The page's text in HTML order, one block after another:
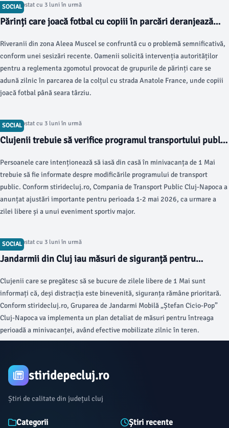
SOCIAL
Articol postat cu 3 luni în urmă
Părinți care joacă fotbal cu copiii în parcări deranjează
Riveranii din zona Aleea Muscel se confruntă cu o problemă semnificativă,
conform unei sesizări recente. Oamenii solicită intervenția autorităților
pentru a reglementa zgomotul provocat de grupurile de părinți care se
adună zilnic în parcarea de la colțul cu strada Anatole France, unde copiii
joacă fotbal până seara târziu.
SOCIAL
Articol postat cu 3 luni în urmă
Clujenii trebuie să verifice programul transportului public
Persoanele care intenționează să iasă din casă în minivacanța de 1 Mai
trebuie să fie informate despre modificările programului de transport
public. Conform stiridecluj.ro, Compania de Transport Public Cluj-Napoca a
anunțat ajustări importante pentru perioada 1-2 mai 2026, ca urmare a
zilei libere și a unui eveniment sportiv major.
SOCIAL
Articol postat cu 3 luni în urmă
Jandarmii din Cluj iau măsuri de siguranță pentru
Clujenii care se pregătesc să se bucure de zilele libere de 1 Mai sunt
informați că, deși distracția este binevenită, siguranța rămâne prioritară.
Conform stiridecluj.ro, Gruparea de Jandarmi Mobilă „Ștefan Cicio-Pop”
Cluj-Napoca va implementa un plan detaliat de măsuri pentru întreaga
perioadă a minivacanței, având efective mobilizate zilnic în teren.
stiridepecluj.ro
Știri de calitate din județul cluj
Categorii Știri recente